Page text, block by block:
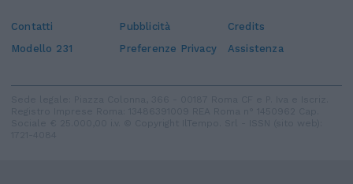
Contatti Pubblicità
Credits
Modello 231
Preferenze Privacy Assistenza